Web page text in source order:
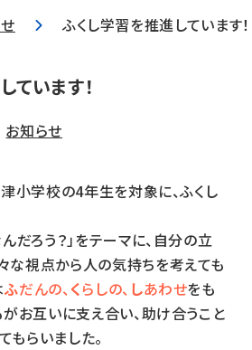
ふくし学習を推進しています！
ています！
お知らせ
津小学校の4年生を対象に、ふくし
んだろう？」をテーマに、自分の立
な視点から人の気持ちを考えても
ふだんの、くらしの、 しあわせをも
がお互いに支え合い、助け合うこと
もらいました。